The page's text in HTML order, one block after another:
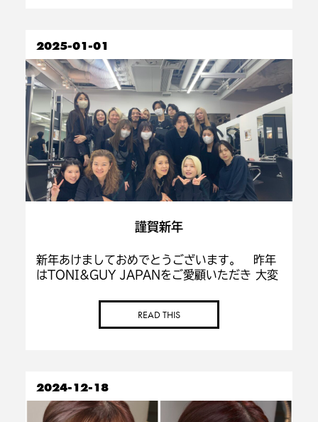
2025-01-01
謹賀新年
新年あけましておめでとうございます。 昨年
はTONI&GUY JAPANをご愛顧いただき 大変
様にご満足頂ける サービスを心がける所存でご
ざいますので、 […]READ THIS
2024-12-18